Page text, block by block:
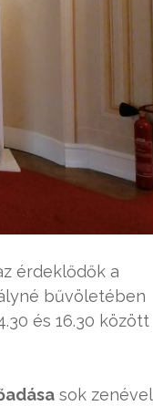
érdeklődők a
bűvöletében
és 16.30 között
sok zenével